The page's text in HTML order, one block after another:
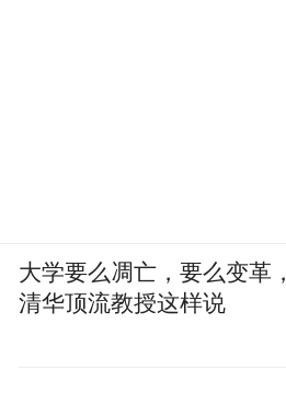
大学要么凋亡，要么变革，
清华顶流教授这样说